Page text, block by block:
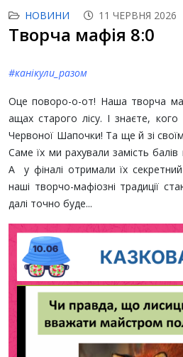
НОВИНИ 11 ЧЕРВНЯ 2026
Творча мафія 8:0
#канікули_разом
Оце поворо-о-от! Наша творча
ащах старого лісу. І знаєте,
Червоної Шапочки! Та ще й зі
Саме їх ми рахували замість балів
А у фіналі отримали їх
наші творчо-мафіозні традиції
далі точно буде...